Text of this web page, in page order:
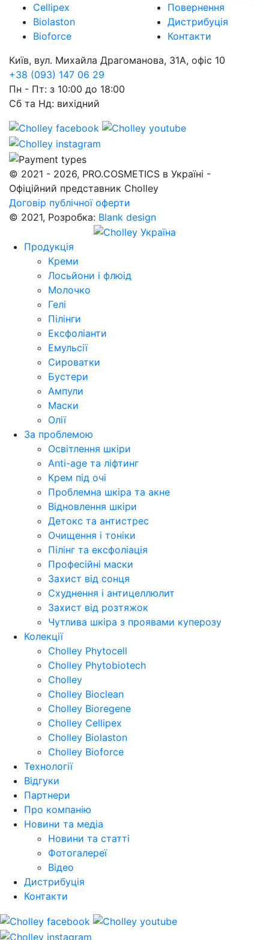
Cellipex
Biolaston
Bioforce
Повернення
Дистрибуція
Контакти
Київ, вул. Михайла Драгоманова, 31А, офіс 10
+38 (093) 147 06 29
Пн - Пт: з 10:00 до 18:00
Сб та Нд: вихідний
© 2021 - 2026, PRO.COSMETICS в Україні -
Офіційний представник Cholley
Договір публічної оферти
© 2021, Розробка: Blank design
Продукція
Креми
Лосьйони і флюід
Молочко
Гелі
Пілінги
Ексфоліанти
Емульсії
Сироватки
Бустери
Ампули
Маски
Олії
За проблемою
Освітлення шкіри
Anti-age та ліфтинг
Крем під очі
Проблемна шкіра та акне
Відновлення шкіри
Детокс та антистрес
Очищення і тоніки
Пілінг та ексфоліація
Професійні маски
Захист від сонця
Схуднення і антицеллюлит
Захист від розтяжок
Чутлива шкіра з проявами куперозу
Колекції
Cholley Phytocell
Cholley Phytobiotech
Cholley
Cholley Bioclean
Cholley Bioregene
Cholley Cellipex
Cholley Biolaston
Cholley Bioforce
Технології
Відгуки
Партнери
Про компанію
Новини та медіа
Новини та статті
Фотогалереї
Відео
Дистрибуція
Контакти